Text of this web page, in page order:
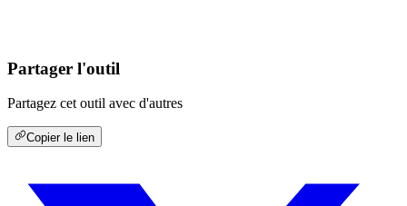
Partager l'outil
Partagez cet outil avec d'autres
Copier le lien